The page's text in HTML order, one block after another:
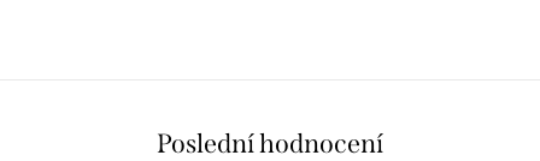
Poslední hodnocení